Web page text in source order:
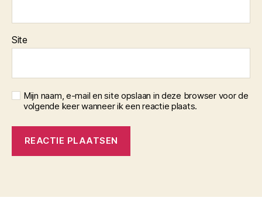
Site
Mijn naam, e-mail en site opslaan in deze browser voor de
volgende keer wanneer ik een reactie plaats.